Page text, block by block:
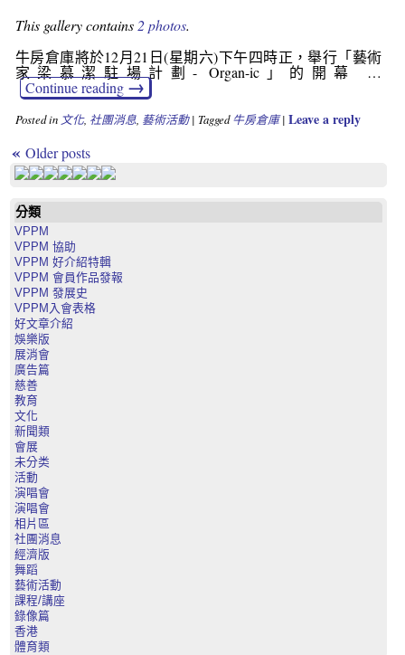
This gallery contains2 photos.
牛房倉庫將於12月21日(星期六)下午四時正，舉行「藝術
家梁慕潔駐場計劃- Organ-ic」的開幕 …
Continue reading →
Posted in 文化, 社團消息, 藝術活動| Tagged 牛房倉庫| Leave a reply
« Older posts
分類
VPPM
VPPM 協助
VPPM 好介紹特輯
VPPM 會員作品發報
VPPM 發展史
VPPM入會表格
好文章介紹
娛樂版
展消會
廣告篇
慈善
教育
文化
新聞類
會展
未分类
活動
演唱會
演唱會
相片區
社團消息
經濟版
舞蹈
藝術活動
課程/講座
錄像篇
香港
體育類